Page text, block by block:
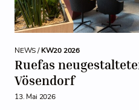
NEWS /KW20 2026
Ruefas
Vösendorf
13. Mai 2026